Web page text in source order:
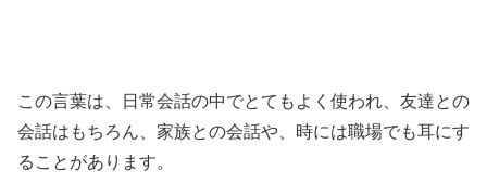
この言葉は、日常会話の中でとてもよく使われ、友達との
会話はもちろん、家族との会話や、時には職場でも耳にす
ることがあります。